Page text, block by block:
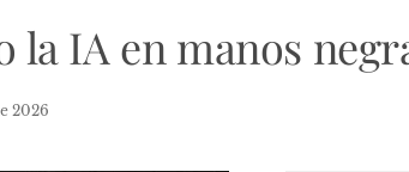
IA en manos
2026